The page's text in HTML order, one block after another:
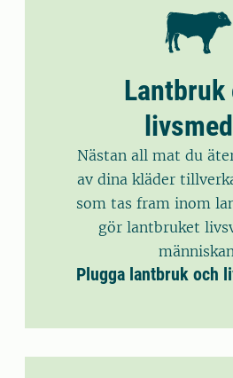
Lantbruk
Nästan all mat du
av dina kläder
som tas fram inom
gör lantbruket
Plugga lantbruk och